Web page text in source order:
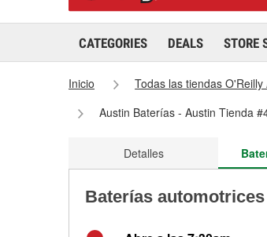
CATEGORIES DEALS STORE
Inicio Todas las tiendas O'Reilly
Austin Baterías - Austin Tienda
Detalles
Baterías